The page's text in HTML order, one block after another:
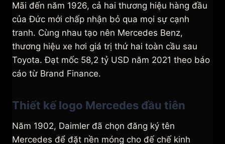
Mãi đến năm 1926, cả hai thương hiệu hàng đầu
của Đức mới chấp nhận bỏ qua mọi sự cạnh
tranh. Cùng nhau tạo nên Mercedes Benz,
thương hiệu xe hơi giá trị thứ hai toàn cầu sau
Toyota. Đạt mốc 58,2 tỷ USD năm 2021 theo báo
cáo từ Brand Finance.
Thiết kế logo Mercedes đầu tiên
Năm 1902, Daimler đã chọn đăng ký tên
Mercedes để đặt nền móng cho đế chế kinh